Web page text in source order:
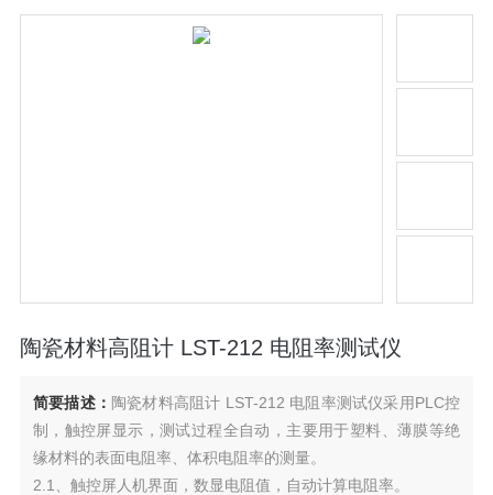
陶瓷材料高阻计 LST-212 电阻率测试仪
简要描述： 陶瓷材料高阻计 LST-212 电阻率测试仪采用PLC控
制，触控屏显示，测试过程全自动，主要用于塑料、薄膜等绝
缘材料的表面电阻率、体积电阻率的测量。
2.1、触控屏人机界面，数显电阻值，自动计算电阻率。